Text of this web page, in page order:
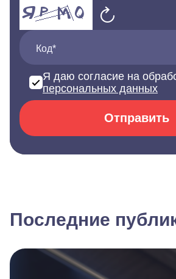
Код*
Я даю согласие на
персональных данных
Отправить
Последние